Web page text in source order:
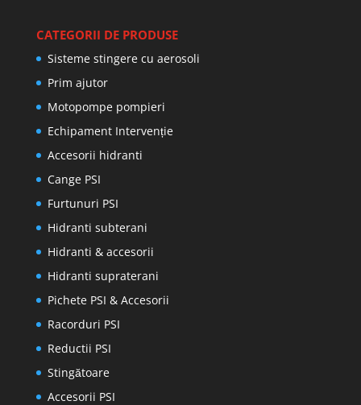
CATEGORII DE PRODUSE
Sisteme stingere cu aerosoli
Prim ajutor
Motopompe pompieri
Echipament Intervenție
Accesorii hidranti
Cange PSI
Furtunuri PSI
Hidranti subterani
Hidranti & accesorii
Hidranti supraterani
Pichete PSI & Accesorii
Racorduri PSI
Reductii PSI
Stingătoare
Accesorii PSI